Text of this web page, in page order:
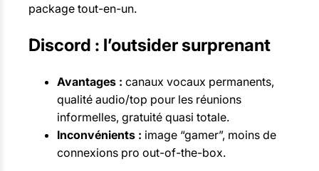
package tout-en-un.
Discord : l’outsider surprenant
Avantages : canaux vocaux permanents,
qualité audio/top pour les réunions
informelles, gratuité quasi totale.
Inconvénients : image “gamer”, moins de
connexions pro out-of-the-box.